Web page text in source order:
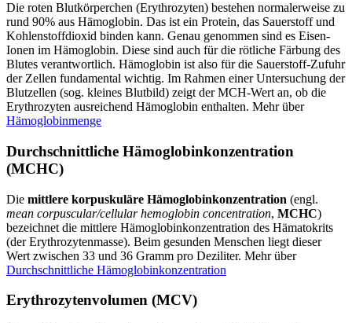
Die roten Blutkörperchen (Erythrozyten) bestehen normalerweise zu
rund 90% aus Hämoglobin. Das ist ein Protein, das Sauerstoff und
Kohlenstoffdioxid binden kann. Genau genommen sind es Eisen-
Ionen im Hämoglobin. Diese sind auch für die rötliche Färbung des
Blutes verantwortlich. Hämoglobin ist also für die Sauerstoff-Zufuhr
der Zellen fundamental wichtig. Im Rahmen einer Untersuchung der
Blutzellen (sog. kleines Blutbild) zeigt der MCH-Wert an, ob die
Erythrozyten ausreichend Hämoglobin enthalten. Mehr über
Hämoglobinmenge
Durchschnittliche Hämoglobinkonzentration
(MCHC)
Die mittlere korpuskuläre Hämoglobinkonzentration (engl.
mean corpuscular/cellular hemoglobin concentration, MCHC)
bezeichnet die mittlere Hämoglobinkonzentration des Hämatokrits
(der Erythrozytenmasse). Beim gesunden Menschen liegt dieser
Wert zwischen 33 und 36 Gramm pro Deziliter. Mehr über
Durchschnittliche Hämoglobinkonzentration
Erythrozytenvolumen (MCV)